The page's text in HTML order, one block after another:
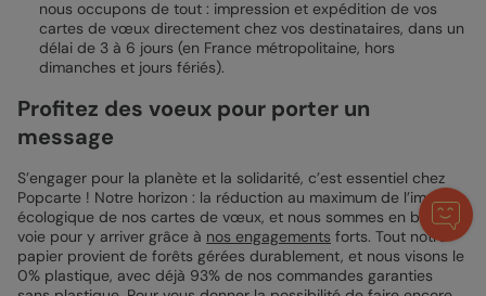
nous occupons de tout : impression et expédition de vos
cartes de vœux directement chez vos destinataires, dans un
délai de 3 à 6 jours (en France métropolitaine, hors
dimanches et jours fériés).
Profitez des voeux pour porter un
message
S’engager pour la planète et la solidarité, c’est essentiel chez
Popcarte ! Notre horizon : la réduction au maximum de l’impact
écologique de nos cartes de vœux, et nous sommes en bonne
voie pour y arriver grâce à nos engagements forts. Tout notre
papier provient de forêts gérées durablement, et nous visons le
0% plastique, avec déjà 93% de nos commandes garanties